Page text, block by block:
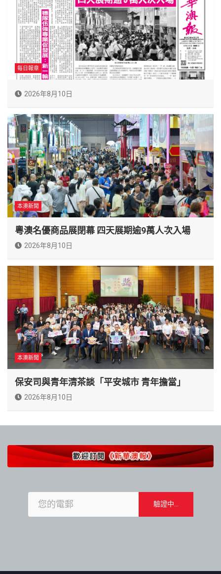
每日報章
2026年8月10日
本澳新聞
粵澳名優商品展閉幕 四天展期逾9萬人次入場
2026年8月10日
本澳新聞
保安司與青年清茶談「平安城市 青年擔當」
2026年8月10日